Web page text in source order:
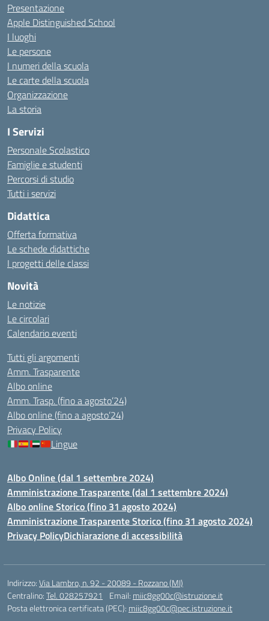
Presentazione
Apple Distinguished School
I luoghi
Le persone
I numeri della scuola
Le carte della scuola
Organizzazione
La storia
I Servizi
Personale Scolastico
Famiglie e studenti
Percorsi di studio
Tutti i servizi
Didattica
Offerta formativa
Le schede didattiche
I progetti delle classi
Novità
Le notizie
Le circolari
Calendario eventi
Tutti gli argomenti
Amm. Trasparente
Albo online
Amm. Trasp. (fino a agosto’24)
Albo online (fino a agosto’24)
Privacy Policy
Lingue
Albo Online (dal 1 settembre 2024)
Amministrazione Trasparente (dal 1 settembre 2024)
Albo online Storico (fino 31 agosto 2024)
Amministrazione Trasparente Storico (fino 31 agosto 2024)
Privacy PolicyDichiarazione di accessibilità
Indirizzo:Via Lambro, n. 92 - 20089 - Rozzano (MI)
Centralino:Tel. 028257921 Email: miic8gg00c@istruzione.it
Posta elettronica certificata (PEC): miic8gg00c@pec.istruzione.it